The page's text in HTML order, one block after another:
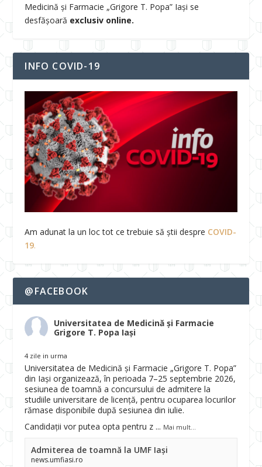
Medicină și Farmacie „Grigore T. Popa” Iași se
desfășoară exclusiv online.
INFO COVID-19
Am adunat la un loc tot ce trebuie să știi despre COVID-
19.
@FACEBOOK
Universitatea de Medicină și Farmacie
Grigore T. Popa Iași
4 zile in urma
Universitatea de Medicină și Farmacie „Grigore T. Popa”
din Iași organizează, în perioada 7–25 septembrie 2026,
sesiunea de toamnă a concursului de admitere la
studiile universitare de licență, pentru ocuparea locurilor
rămase disponibile după sesiunea din iulie.
Candidații vor putea opta pentru z ... Mai mult...
Admiterea de toamnă la UMF Iași
news.umfiasi.ro